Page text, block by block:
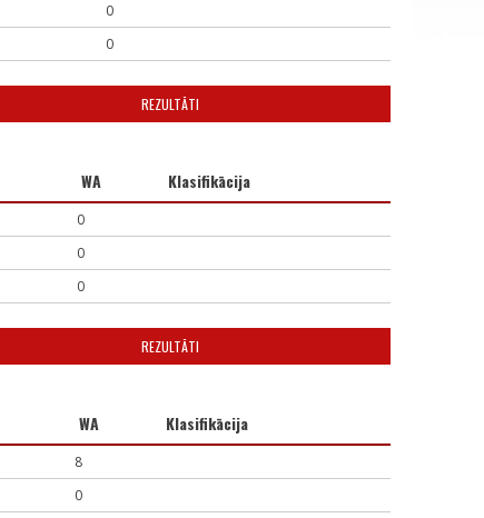
0
0
REZULTĀTI
WA Klasifikācija
0
0
0
REZULTĀTI
WA Klasifikācija
8
0